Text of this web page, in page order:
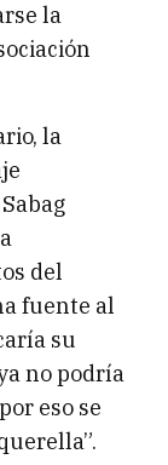
la
la
del
fuente al
su
no podría
eso se